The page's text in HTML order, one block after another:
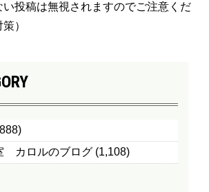
い投稿は無視されますのでご注意くだ
）
カロルのブログ (1,108)